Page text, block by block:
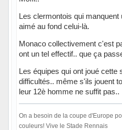
Les clermontois qui manquent
aimé au fond celui-là.
Monaco collectivement c'est
ont un tel effectif.. que ça
Les équipes qui ont joué cette
difficultés.. même s'ils jouent
leur 12è homme ne suffit pas..
On a besoin de la coupe d'Europe
couleurs! Vive le Stade Rennais